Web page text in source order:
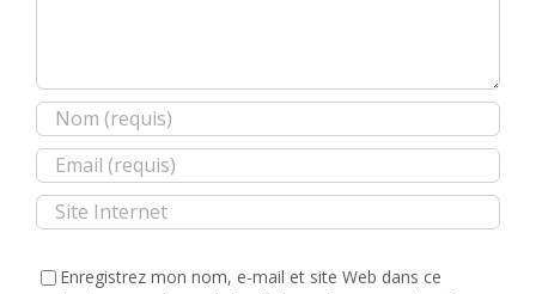
Enregistrez mon nom, e-mail et site Web dans ce